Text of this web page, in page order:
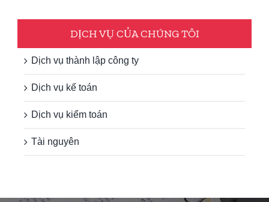
DỊCH VỤ CỦA CHÚNG TÔI
Dịch vụ thành lập công ty
Dịch vụ kế toán
Dịch vụ kiểm toán
Tài nguyên